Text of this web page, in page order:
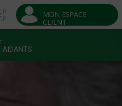
MON ESPACE
CLIENT
AIDANTS